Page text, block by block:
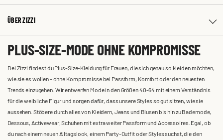
ÜBER ZIZZI
PLUS-SIZE-MODE OHNE KOMPROMISSE
Bei Zizzi findest du Plus-Size-Kleidung für Frauen, die sich genau so kleiden möchten,
wie sie es wollen – ohne Kompromisse bei Passform, Komfort oder den neuesten
Trends einzugehen. Wir entwerfen Mode in den Größen 40-64 mit einem Verständnis
für die weibliche Figur und sorgen dafür, dass unsere Styles so gut sitzen, wie sie
aussehen. Stöbere durch alles von Kleidern, Jeans und Blusen bis hin zu Bademode,
Dessous, Activewear, Schuhen mit extra weiter Passform und Accessoires. Egal, ob
du nach einem neuen Alltagslook, einem Party-Outfit oder Styles suchst, die den